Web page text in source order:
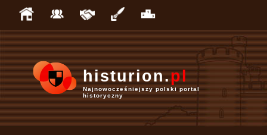
histurion.pl
Najnowocześniejszy polski portal
historyczny